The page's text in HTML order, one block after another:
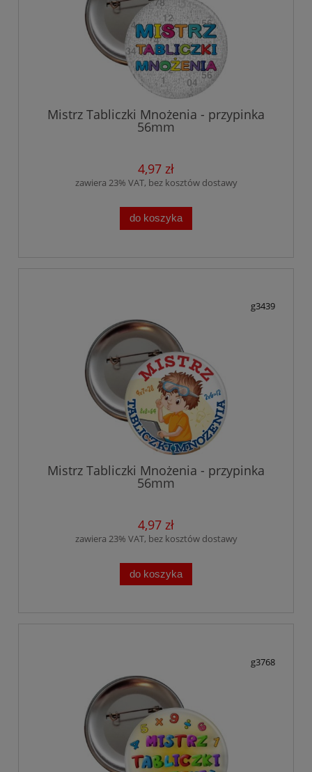
Mistrz Tabliczki Mnożenia - przypinka
56mm
4,97 zł
zawiera 23% VAT, bez kosztów dostawy
do koszyka
g3439
Mistrz Tabliczki Mnożenia - przypinka
56mm
4,97 zł
zawiera 23% VAT, bez kosztów dostawy
do koszyka
g3768